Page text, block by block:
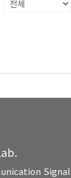
Signal